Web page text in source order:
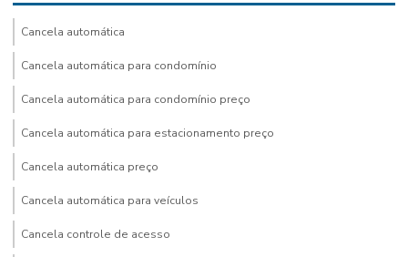
Cancela automática
Cancela automática para condomínio
Cancela automática para condomínio preço
Cancela automática para estacionamento preço
Cancela automática preço
Cancela automática para veículos
Cancela controle de acesso